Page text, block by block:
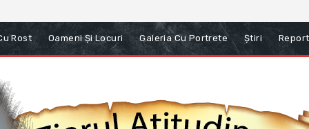
Rost Oameni Și Locuri Galeria Cu Portrete Știri